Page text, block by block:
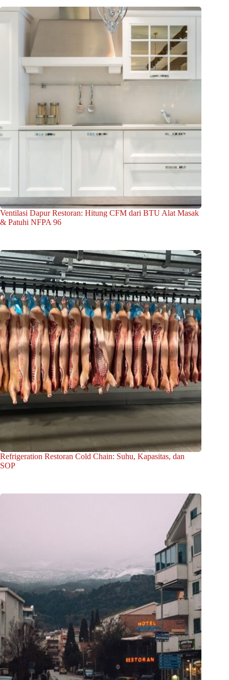
Ventilasi Dapur Restoran: Hitung CFM dari BTU Alat Masak
& Patuhi NFPA 96
Refrigeration Restoran Cold Chain: Suhu, Kapasitas, dan
SOP